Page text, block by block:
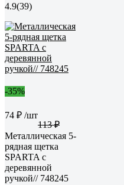
4.9(39)
-35%
74 ₽ /шт
113 ₽
Металлическая 5-
рядная щетка
SPARTA с
деревянной
ручкой// 748245